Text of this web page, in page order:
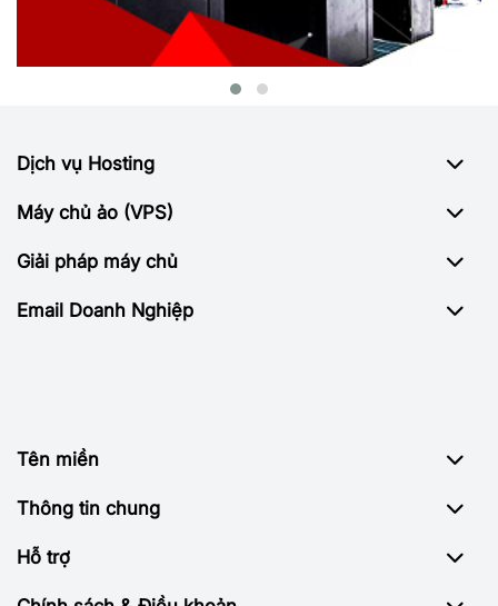
Dịch vụ Hosting
Máy chủ ảo (VPS)
Giải pháp máy chủ
Email Doanh Nghiệp
Tên miền
Thông tin chung
Hỗ trợ